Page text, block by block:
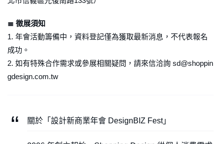
≣ 徵展須知
1. 年會活動籌備中，資料登記僅為獲取最新消息，不代表報名
成功。
2. 如有特殊合作需求或參展相關疑問，請來信洽詢 sd@shoppin
gdesign.com.tw
關於「設計新商業年會 DesignBIZ Fest」